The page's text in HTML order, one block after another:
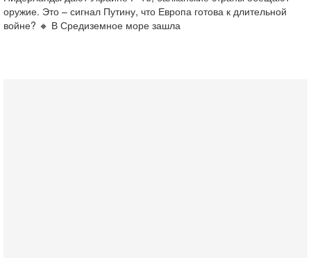
оружие. Это – сигнал Путину, что Европа готова к длительной
войне? 🔸 В Средиземное море зашла